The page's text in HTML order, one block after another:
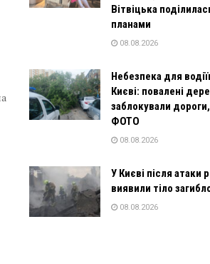
Вітвіцька
планами
08.08.2026
Небезпека для
Києві: повалені
заблокували
ФОТО
08.08.2026
У Києві після атаки
виявили тіло
08.08.2026